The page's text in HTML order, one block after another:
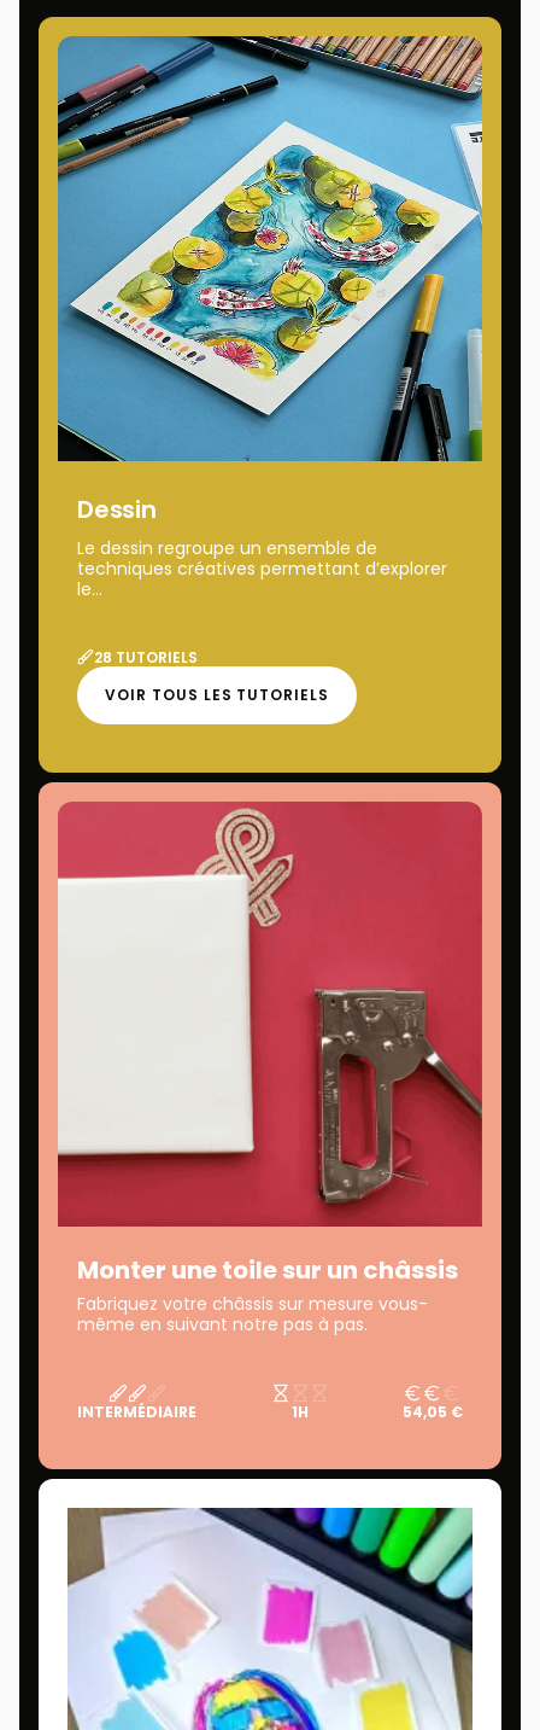
Dessin
Le dessin regroupe un ensemble de
techniques créatives permettant d’explorer
le...
28 TUTORIELS
VOIR TOUS LES TUTORIELS
Monter une toile sur un châssis
Fabriquez votre châssis sur mesure vous-
même en suivant notre pas à pas.
INTERMÉDIAIRE 1H 54,05 €